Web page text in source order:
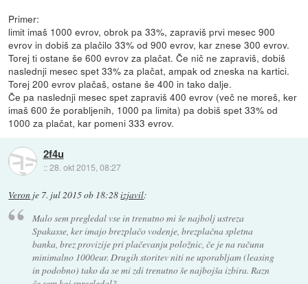
Primer:
limit imaš 1000 evrov, obrok pa 33%, zapraviš prvi mesec 900
evrov in dobiš za plačilo 33% od 900 evrov, kar znese 300 evrov.
Torej ti ostane še 600 evrov za plačat. Če nič ne zapraviš, dobiš
naslednji mesec spet 33% za plačat, ampak od zneska na kartici.
Torej 200 evrov plačaš, ostane še 400 in tako dalje.
Če pa naslednji mesec spet zapraviš 400 evrov (več ne moreš, ker
imaš 600 že porabljenih, 1000 pa limita) pa dobiš spet 33% od
1000 za plačat, kar pomeni 333 evrov.
2f4u
::28. okt 2015, 08:27
Veron je 7. jul 2015 ob 18:28izjavil:
Malo sem pregledal vse in trenutno mi še najbolj ustreza
Spakasse, ker imajo brezplačo vodenje, brezplačna spletna
banka, brez provizije pri plačevanju položnic, če je na računu
minimalno 1000eur. Drugih storitev niti ne uporabljam (leasing
in podobno) tako da se mi zdi trenutno še najbojša izbira. Razn